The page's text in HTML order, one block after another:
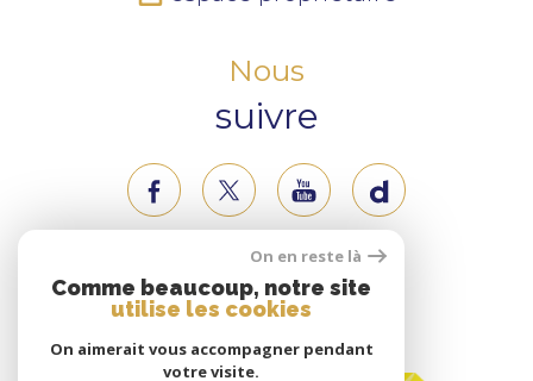
Nous
suivre
Nous
adhérons
On en reste là
Comme beaucoup, notre site
utilise les cookies
On aimerait vous accompagner pendant
votre visite.